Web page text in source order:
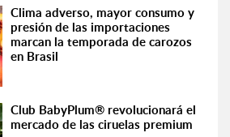
Clima adverso, mayor consumo y
presión de las importaciones
marcan la temporada de carozos
en Brasil
Club BabyPlum® revolucionará el
mercado de las ciruelas premium